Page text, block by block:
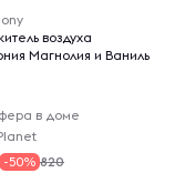
воздуха
Магнолия и Ваниль
в доме
-50% 820